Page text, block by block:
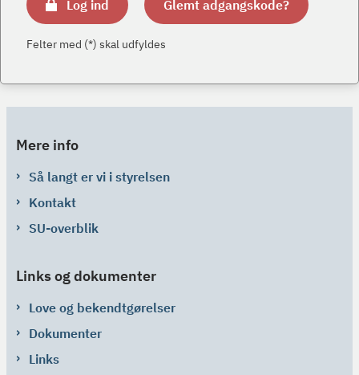
Log ind Glemt adgangskode?
Felter med (*) skal udfyldes
Mere info
Så langt er vi i styrelsen
Kontakt
SU-overblik
Links og dokumenter
Love og bekendtgørelser
Dokumenter
Links